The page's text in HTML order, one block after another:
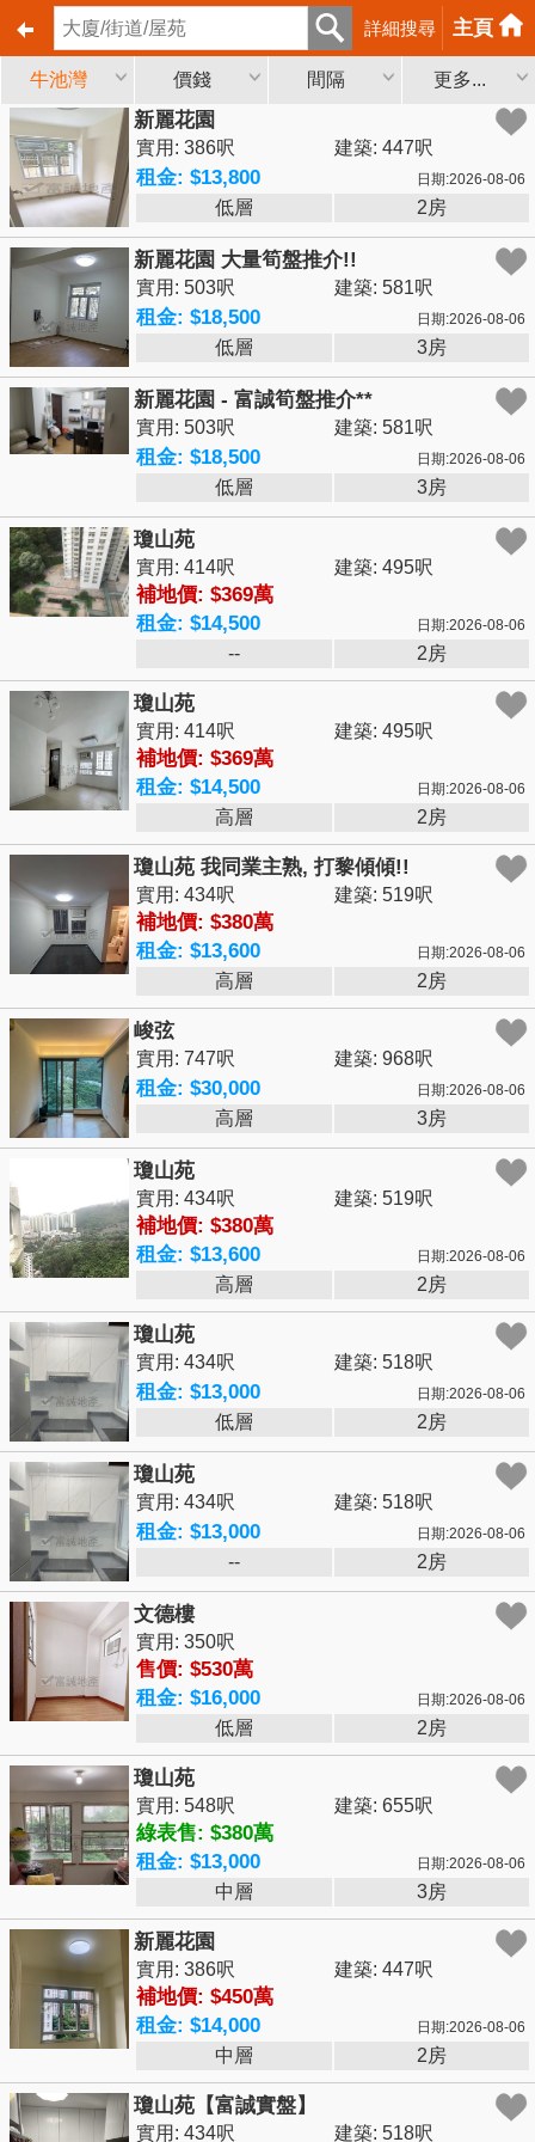
詳細搜尋 主頁
牛池灣 價錢 間隔 更多...
新麗花園
實用: 386呎 建築: 447呎
租金: $13,800 日期:2026-08-06
低層 2房
新麗花園 大量筍盤推介!!
實用: 503呎 建築: 581呎
租金: $18,500 日期:2026-08-06
低層 3房
新麗花園 - 富誠筍盤推介**
實用: 503呎 建築: 581呎
租金: $18,500 日期:2026-08-06
低層 3房
瓊山苑
實用: 414呎 建築: 495呎
補地價: $369萬
租金: $14,500
日期:2026-08-06
-- 2房
瓊山苑
實用: 414呎 建築: 495呎
補地價: $369萬
租金: $14,500
日期:2026-08-06
高層 2房
瓊山苑 我同業主熟, 打黎傾傾!!
實用: 434呎 建築: 519呎
補地價: $380萬
租金: $13,600
日期:2026-08-06
高層 2房
峻弦
實用: 747呎 建築: 968呎
租金: $30,000 日期:2026-08-06
高層 3房
瓊山苑
實用: 434呎 建築: 519呎
補地價: $380萬
租金: $13,600
日期:2026-08-06
高層 2房
瓊山苑
實用: 434呎 建築: 518呎
租金: $13,000 日期:2026-08-06
低層 2房
瓊山苑
實用: 434呎 建築: 518呎
租金: $13,000 日期:2026-08-06
-- 2房
文德樓
實用: 350呎
售價: $530萬
租金: $16,000
日期:2026-08-06
低層 2房
瓊山苑
實用: 548呎 建築: 655呎
綠表售: $380萬
租金: $13,000
日期:2026-08-06
中層 3房
新麗花園
實用: 386呎 建築: 447呎
補地價: $450萬
租金: $14,000
日期:2026-08-06
中層 2房
瓊山苑【富誠實盤】
實用: 434呎 建築: 518呎